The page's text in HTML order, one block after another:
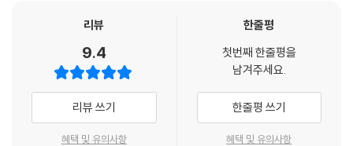
리뷰
9.4
리뷰 쓰기
혜택 및 유의사항
한줄평
첫번째 한줄평을
남겨주세요.
한줄평 쓰기
혜택 및 유의사항